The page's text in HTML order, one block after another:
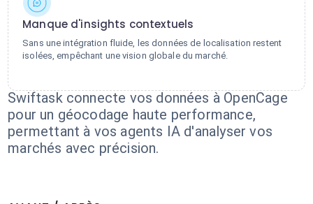
Manque d'insights contextuels
Sans une intégration fluide, les données de localisation restent
isolées, empêchant une vision globale du marché.
Swiftask connecte vos données à OpenCage
pour un géocodage haute performance,
permettant à vos agents IA d'analyser vos
marchés avec précision.